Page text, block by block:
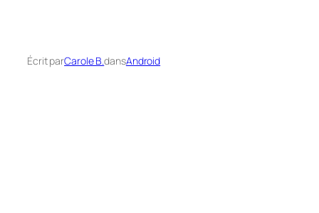
Écrit parCarole B.dansAndroid